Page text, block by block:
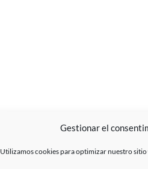
Gestionar el
Utilizamos cookies para optimizar nuestro